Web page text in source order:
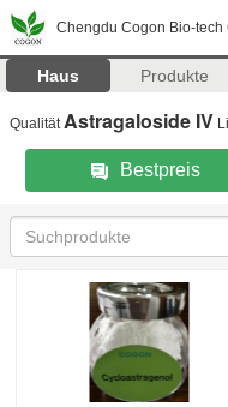
Chengdu Cogon Bio-tech
Haus Produkte
QualitätAstragaloside IV
Bestpreis